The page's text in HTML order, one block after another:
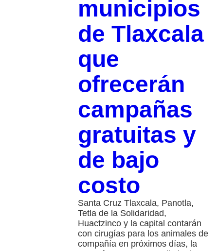
municipios
de Tlaxcala
que
ofrecerán
campañas
gratuitas y
de bajo
costo
Santa Cruz Tlaxcala, Panotla,
Tetla de la Solidaridad,
Huactzinco y la capital contarán
con cirugías para los animales de
compañía en próximos días, la